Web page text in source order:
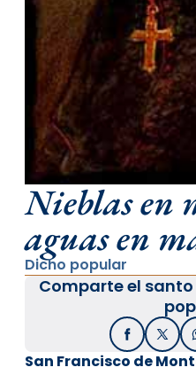
Nieblas en
aguas en
Dicho popular
Comparte el
Facebook
X /
San Francisco de